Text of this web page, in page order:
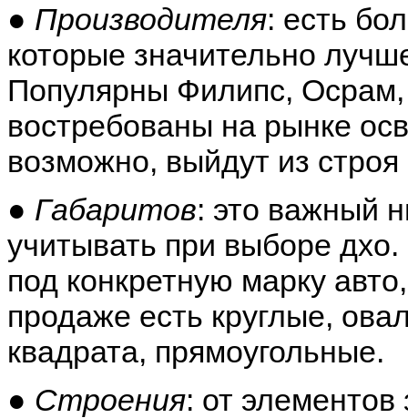
● Производителя: есть
которые значительно
Популярны Филипс,
востребованы на рынке
возможно, выйдут из строя
● Габаритов: это важный
учитывать при выборе
под конкретную марку
продаже есть круглые,
квадрата, прямоугольные.
● Строения: от элементов